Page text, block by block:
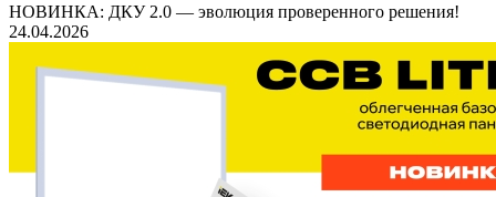
НОВИНКА: ДКУ 2.0 — эволюция проверенного решения!
24.04.2026